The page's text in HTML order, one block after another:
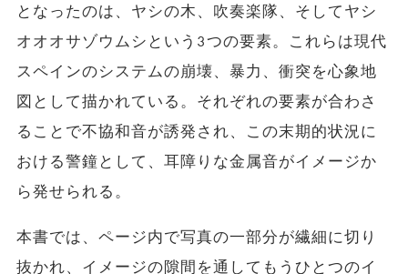
となったのは、ヤシの木、吹奏楽隊、そしてヤシ
オオオサゾウムシという3つの要素。これらは現代
スペインのシステムの崩壊、暴力、衝突を心象地
図として描かれている。それぞれの要素が合わさ
ることで不協和音が誘発され、この末期的状況に
おける警鐘として、耳障りな金属音がイメージか
ら発せられる。
本書では、ページ内で写真の一部分が繊細に切り
抜かれ、イメージの隙間を通してもうひとつのイ